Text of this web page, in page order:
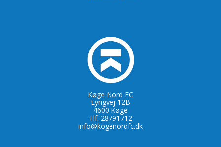
Køge Nord FC
Lyngvej 12B
4600 Køge
Tlf: 28791712
info@kogenordfc.dk